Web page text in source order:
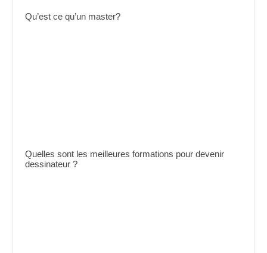
Qu’est ce qu’un master?
Quelles sont les meilleures formations pour devenir
dessinateur ?